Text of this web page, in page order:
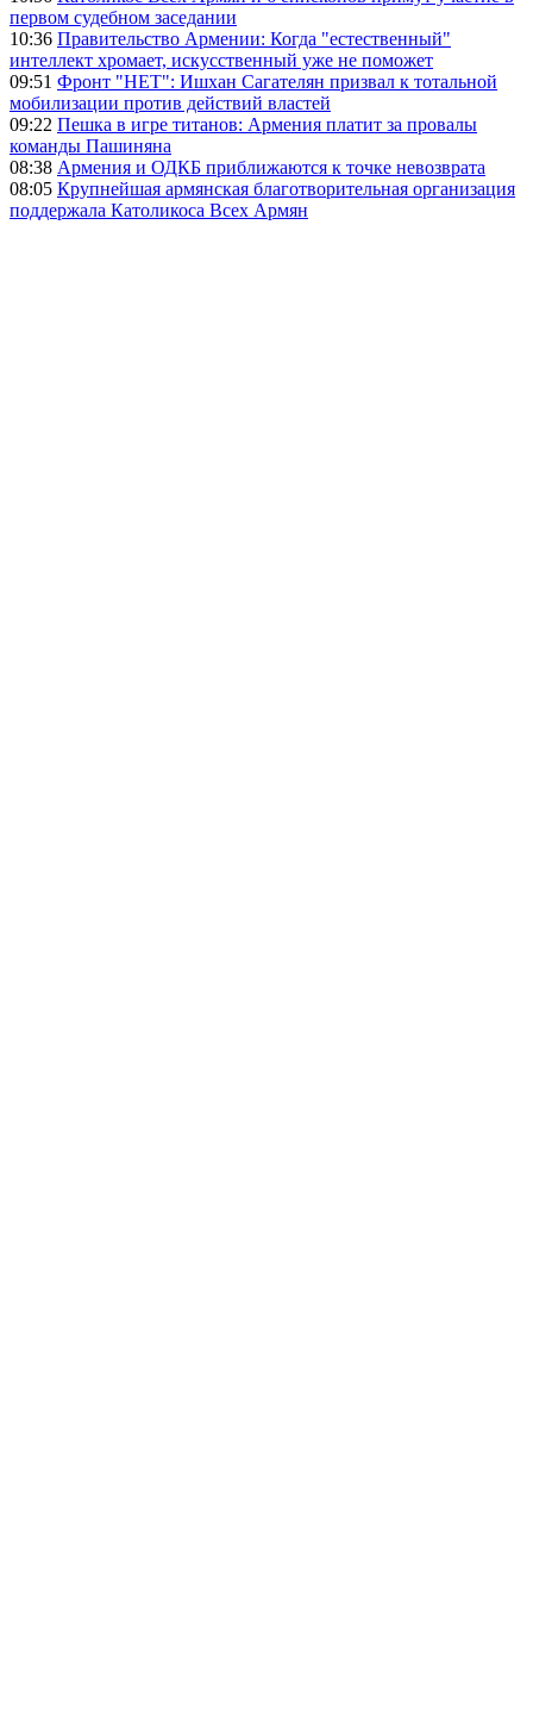
первом судебном заседании
10:36 Правительство Армении: Когда "естественный"
интеллект хромает, искусственный уже не поможет
09:51 Фронт "НЕТ": Ишхан Сагателян призвал к тотальной
мобилизации против действий властей
09:22 Пешка в игре титанов: Армения платит за провалы
команды Пашиняна
08:38 Армения и ОДКБ приближаются к точке невозврата
08:05 Крупнейшая армянская благотворительная организация
поддержала Католикоса Всех Армян